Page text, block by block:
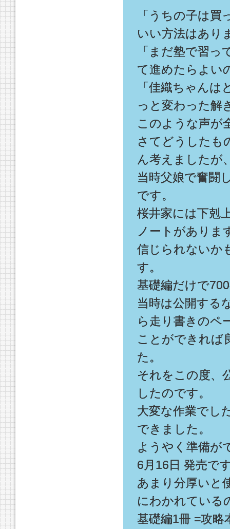
「うちの子は
いい方法はあり
「まだ塾で習
て進めたらよい
「佳織ちゃん
っと変わった解
このような声が
さてどうしたも
ん考えましたが
当時父娘で奮闘
です。
桜井家には下剋
ノートがありま
信じられないか
す。
基礎編だけで
当時は公開する
ら走り書きのペ
ことができれば
た。
それをこの度、
したのです。
大変な作業でし
できました。
ようやく準備が
6月16日 発売で
あまり分厚いと
にわかれている
基礎編1冊 =攻